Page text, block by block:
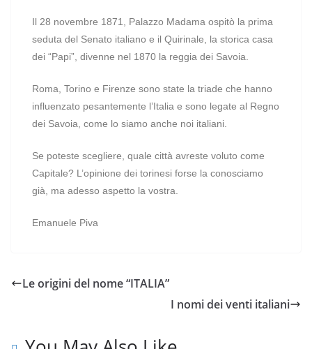
Il 28 novembre 1871, Palazzo Madama ospitò la prima
seduta del Senato italiano e il Quirinale, la storica casa
dei “Papi”, divenne nel 1870 la reggia dei Savoia.
Roma, Torino e Firenze sono state la triade che hanno
influenzato pesantemente l’Italia e sono legate al Regno
dei Savoia, come lo siamo anche noi italiani.
Se poteste scegliere, quale città avreste voluto come
Capitale? L’opinione dei torinesi forse la conosciamo
già, ma adesso aspetto la vostra.
Emanuele Piva
Le origini del nome “ITALIA”
I nomi dei venti italiani